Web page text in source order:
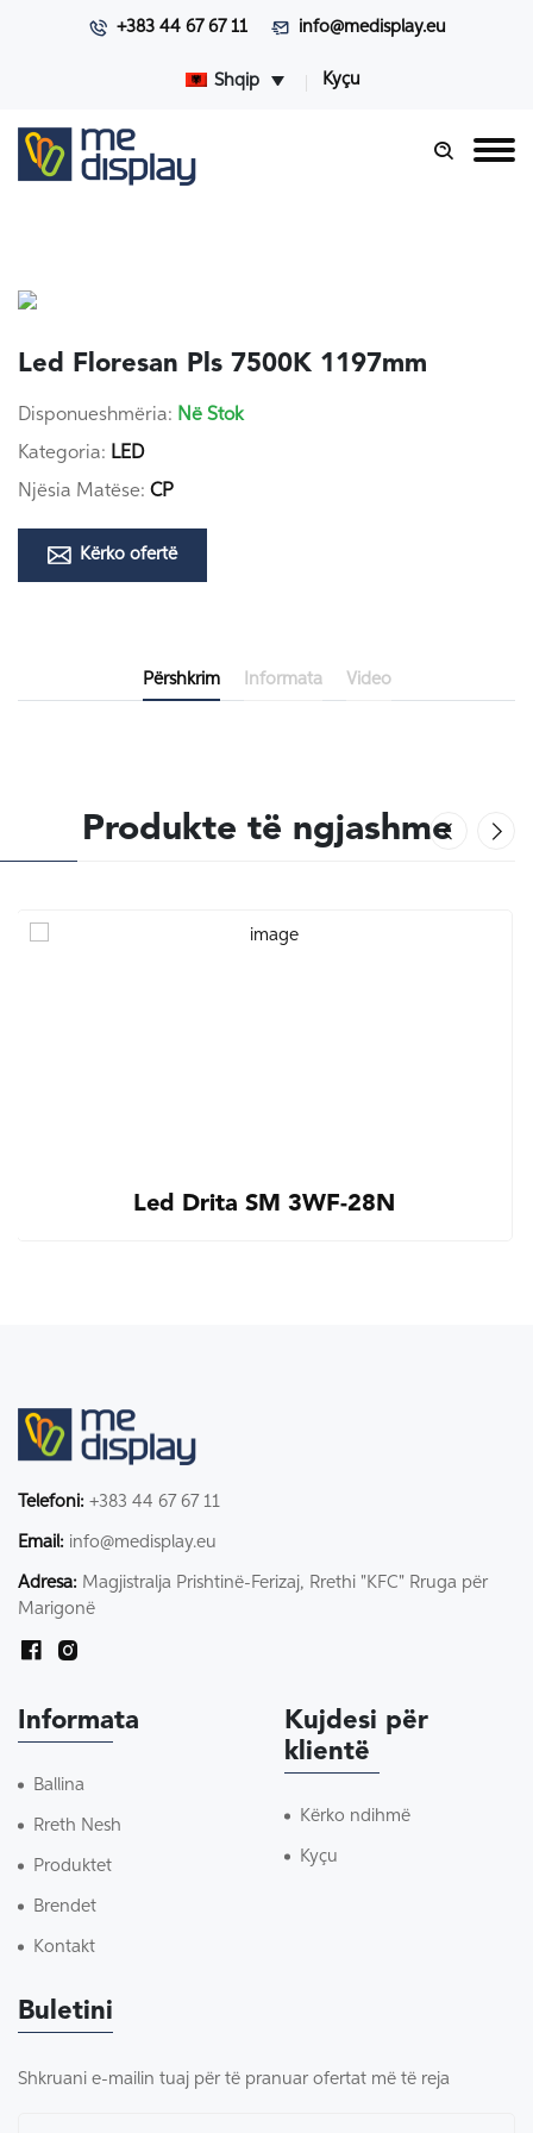
+383 44 67 67 11 info@medisplay.eu
Shqip Kyçu
Led Floresan Pls 7500K 1197mm
Disponueshmëria: Në Stok
Kategoria: LED
Njësia Matëse: CP
Kërko ofertë
Përshkrim Informata Video
Produkte të ngjashme
Led Drita SM 3WF-28N
Telefoni: +383 44 67 67 11
Email: info@medisplay.eu
Adresa: Magjistralja Prishtinë-Ferizaj, Rrethi "KFC" Rruga për
Marigonë
Informata
Ballina
Rreth Nesh
Produktet
Brendet
Kontakt
Kujdesi për
klientë
Kërko ndihmë
Kyçu
Buletini
Shkruani e-mailin tuaj për të pranuar ofertat më të reja